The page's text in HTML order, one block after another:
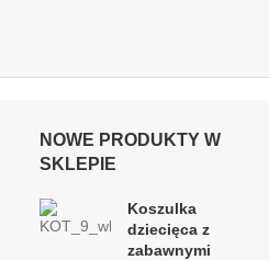
NOWE PRODUKTY W
SKLEPIE
Koszulka
dziecięca z
zabawnymi